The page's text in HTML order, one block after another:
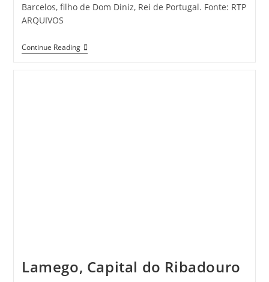
Barcelos, filho de Dom Diniz, Rei de Portugal. Fonte: RTP
ARQUIVOS
Continue ReadingVenham
Comigo
Lamego, Capital do Ribadouro